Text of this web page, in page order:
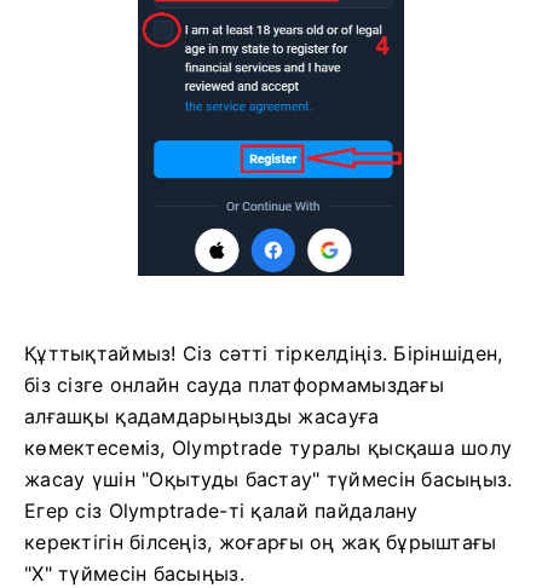
Құттықтаймыз! Сіз сәтті тіркелдіңіз. Біріншіден,
біз сізге онлайн сауда платформамыздағы
алғашқы қадамдарыңызды жасауға
көмектесеміз, Olymptrade туралы қысқаша шолу
жасау үшін "Оқытуды бастау" түймесін басыңыз.
Егер сіз Olymptrade-ті қалай пайдалану
керектігін білсеңіз, жоғарғы оң жақ бұрыштағы
"X" түймесін басыңыз.